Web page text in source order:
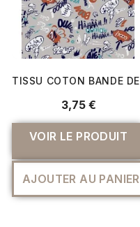
TISSU COTON BANDE
3,75 €
VOIR LE PRODUIT
AJOUTER AU PANIER